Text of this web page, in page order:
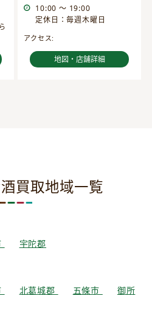
10:00 ～ 19:00
定休日：毎週木曜日
アクセス:
地図・店舗詳細
買取地域一覧
宇陀郡
北葛城郡 五條市
御所